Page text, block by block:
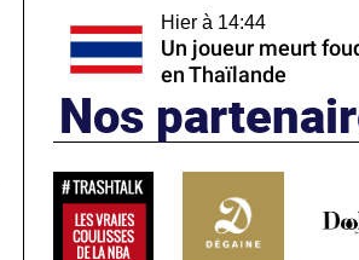
Hier à 14:44
Un joueur meurt
en Thaïlande
Nos